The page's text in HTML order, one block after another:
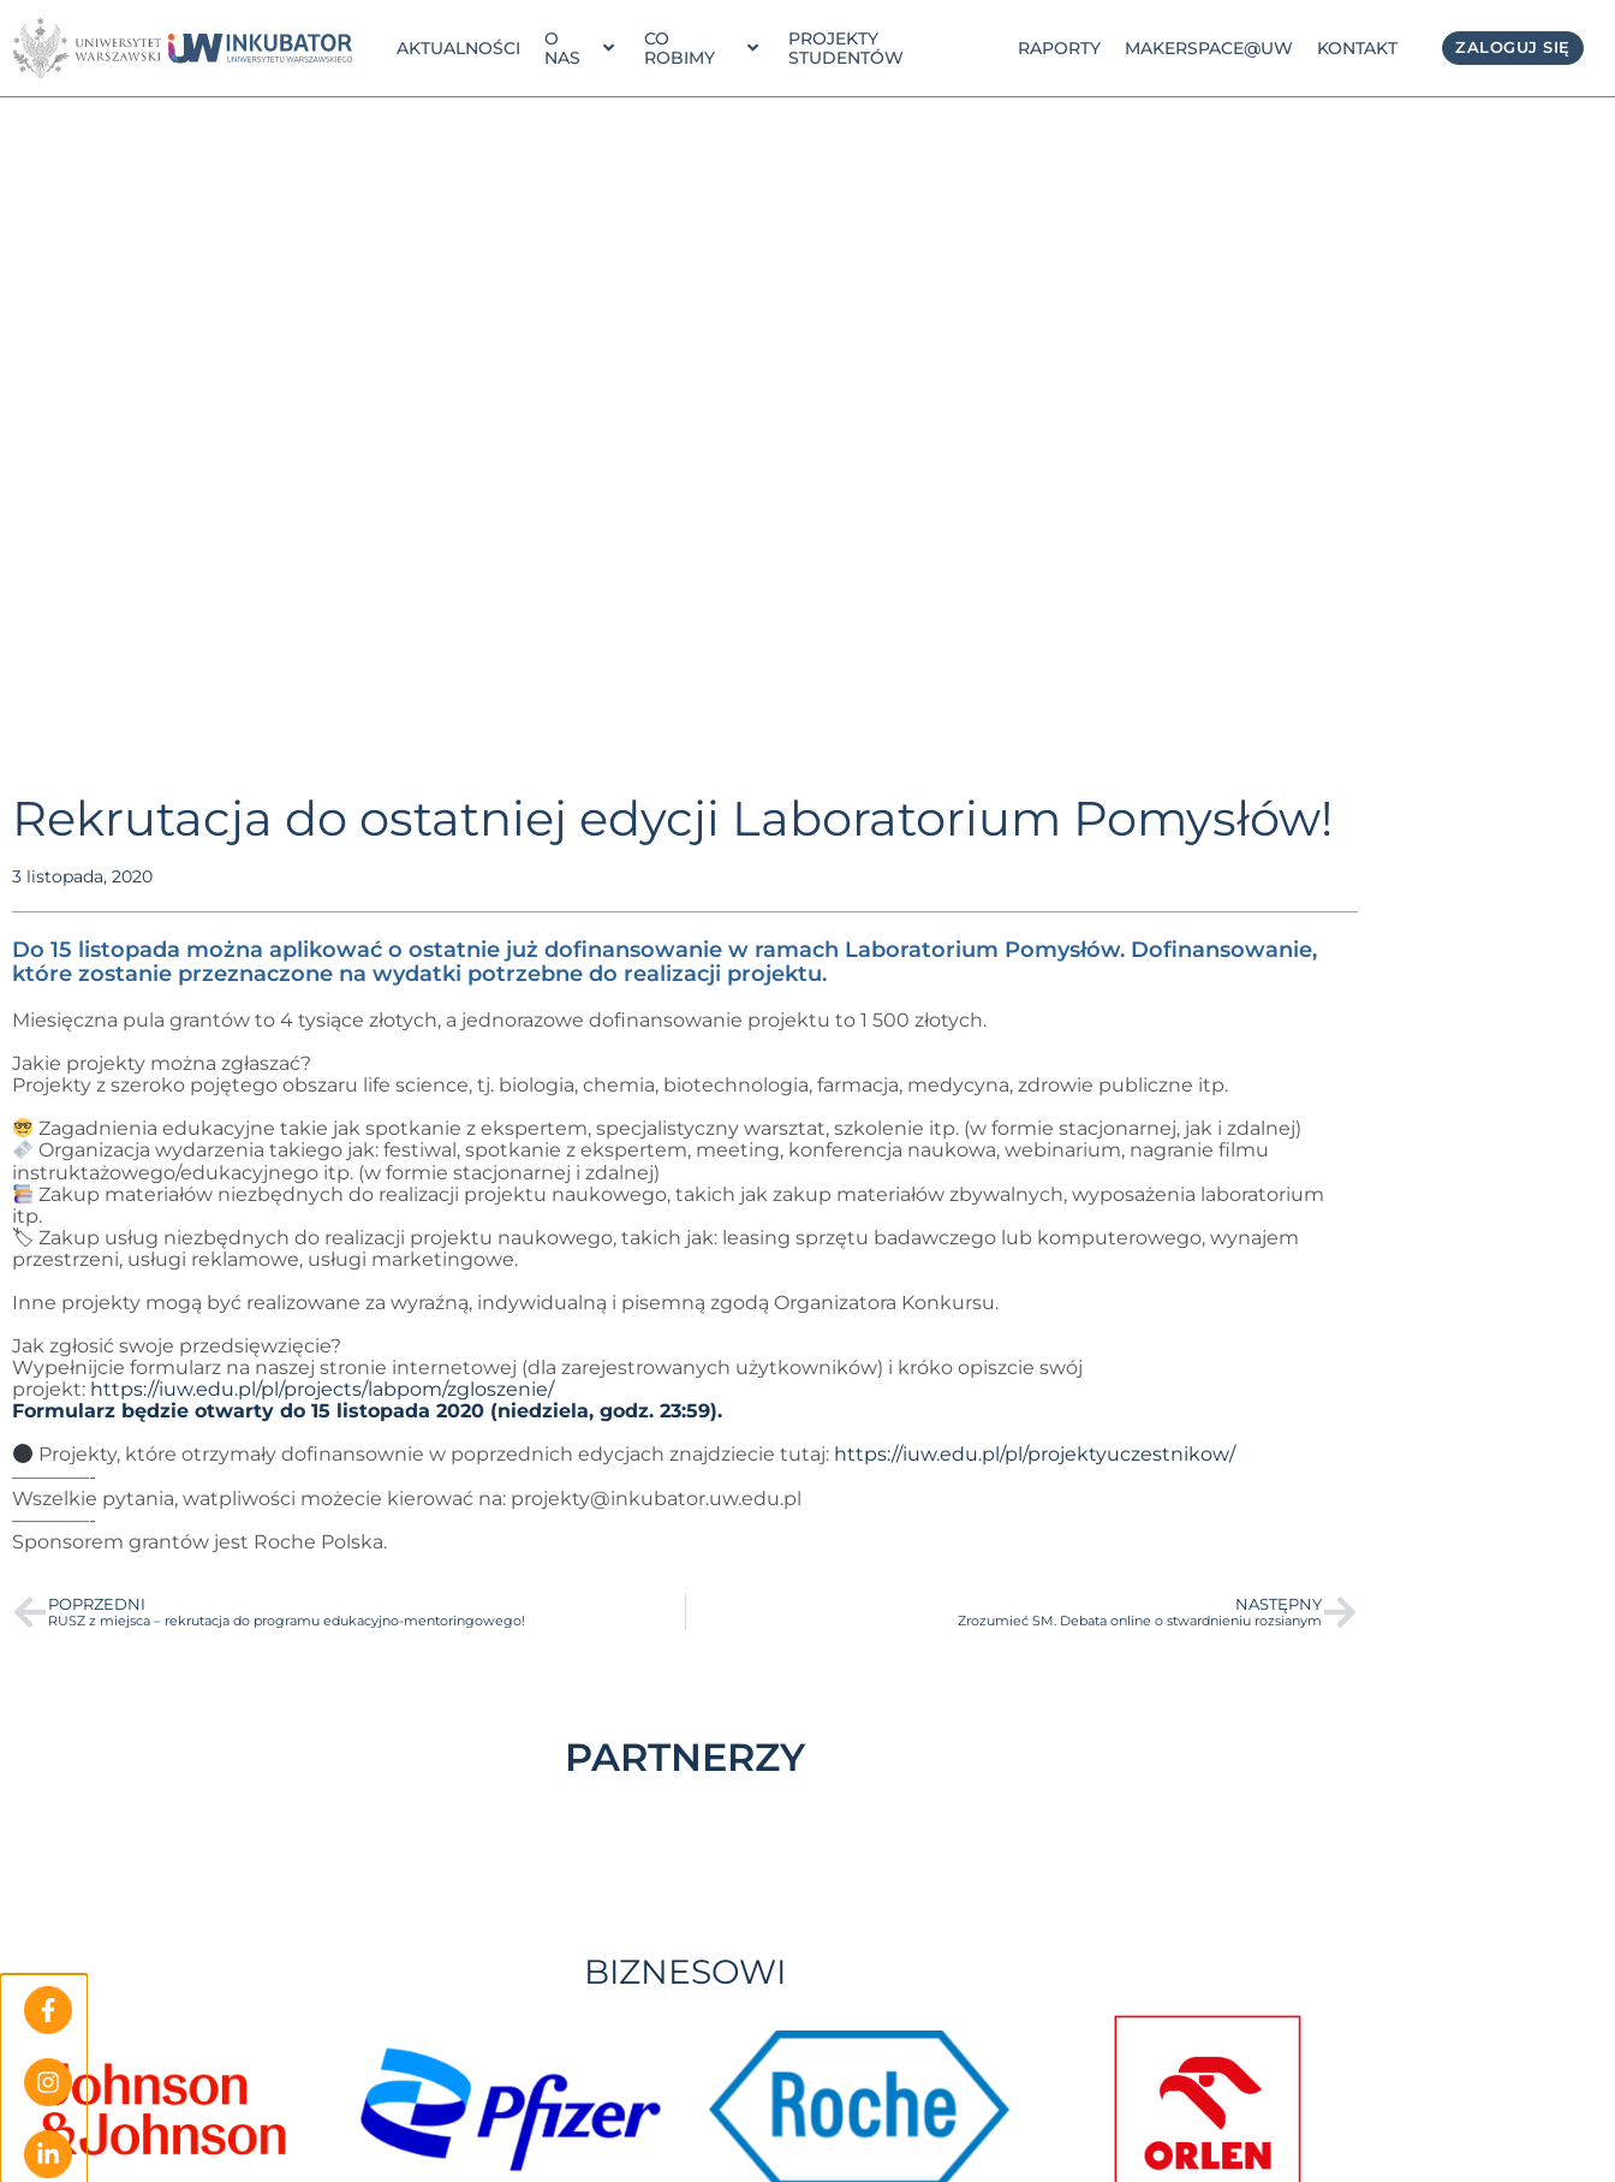
AKTUALNOŚCI
O
NAS
CO
ROBIMY
PROJEKTY
STUDENTÓW
RAPORTY MAKERSPACE@UW KONTAKT ZALOGUJ SIĘ
Rekrutacja do ostatniej edycji Laboratorium Pomysłów!
3 listopada, 2020
Do 15 listopada można aplikować o ostatnie już dofinansowanie w ramach Laboratorium Pomysłów. Dofinansowanie,
które zostanie przeznaczone na wydatki potrzebne do realizacji projektu.
Miesięczna pula grantów to 4 tysiące złotych, a jednorazowe dofinansowanie projektu to 1 500 złotych.
Jakie projekty można zgłaszać?
Projekty z szeroko pojętego obszaru life science, tj. biologia, chemia, biotechnologia, farmacja, medycyna, zdrowie publiczne itp.
Zagadnienia edukacyjne takie jak spotkanie z ekspertem, specjalistyczny warsztat, szkolenie itp. (w formie stacjonarnej, jak i zdalnej)
Organizacja wydarzenia takiego jak: festiwal, spotkanie z ekspertem, meeting, konferencja naukowa, webinarium, nagranie filmu
instruktażowego/edukacyjnego itp. (w formie stacjonarnej i zdalnej)
Zakup materiałów niezbędnych do realizacji projektu naukowego, takich jak zakup materiałów zbywalnych, wyposażenia laboratorium
itp.
🏷 Zakup usług niezbędnych do realizacji projektu naukowego, takich jak: leasing sprzętu badawczego lub komputerowego, wynajem
przestrzeni, usługi reklamowe, usługi marketingowe.
Inne projekty mogą być realizowane za wyraźną, indywidualną i pisemną zgodą Organizatora Konkursu.
Jak zgłosić swoje przedsięwzięcie?
Wypełnijcie formularz na naszej stronie internetowej (dla zarejestrowanych użytkowników) i króko opiszcie swój
projekt: https://iuw.edu.pl/pl/projects/labpom/zgloszenie/
Formularz będzie otwarty do 15 listopada 2020 (niedziela, godz. 23:59).
Projekty, które otrzymały dofinansownie w poprzednich edycjach znajdziecie tutaj: https://iuw.edu.pl/pl/projektyuczestnikow/
————-
Wszelkie pytania, watpliwości możecie kierować na: projekty@inkubator.uw.edu.pl
————-
Sponsorem grantów jest Roche Polska.
POPRZEDNI
RUSZ z miejsca – rekrutacja do programu edukacyjno-mentoringowego!
NASTĘPNY
Zrozumieć SM. Debata online o stwardnieniu rozsianym
PARTNERZY
BIZNESOWI